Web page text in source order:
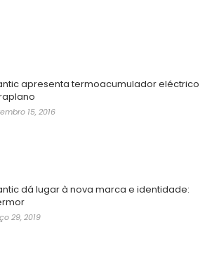
apresenta termoacumulador eléctrico
15, 2016
dá lugar à nova marca e identidade:
29, 2019